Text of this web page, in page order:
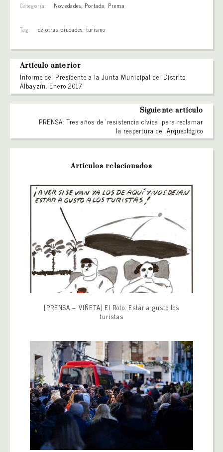
Categoría: Novedades, Portada, Prensa
Tag: de otras ciudades, turismo
Artículo anterior
Informe del Presidente a la Junta Municipal del Distrito
Albayzín. Enero 2017
Siguiente artículo
PRENSA: Tres años de ‘resistencia cívica’ para reclamar
la reapertura del Arqueológico
Artículos relacionados
[PRENSA – VIÑETA] El Roto: Estar a gusto los
turistas